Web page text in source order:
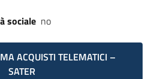
sociale no
ACQUISTI TELEMATICI –
SATER